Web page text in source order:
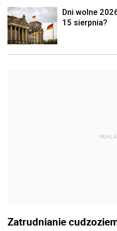
Dni wolne
15 sierpnia?
Zatrudnianie